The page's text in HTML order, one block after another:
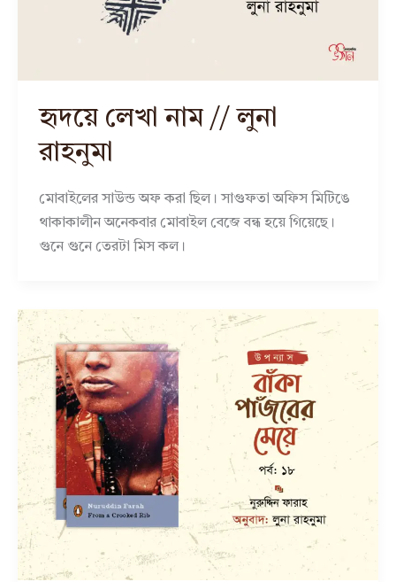
হৃদয়ে লেখা নাম // লুনা
রাহনুমা
মোবাইলের সাউন্ড অফ করা ছিল। সাগুফতা অফিস মিটিঙে
থাকাকালীন অনেকবার মোবাইল বেজে বন্ধ হয়ে গিয়েছে।
গুনে গুনে তেরটা মিস কল।